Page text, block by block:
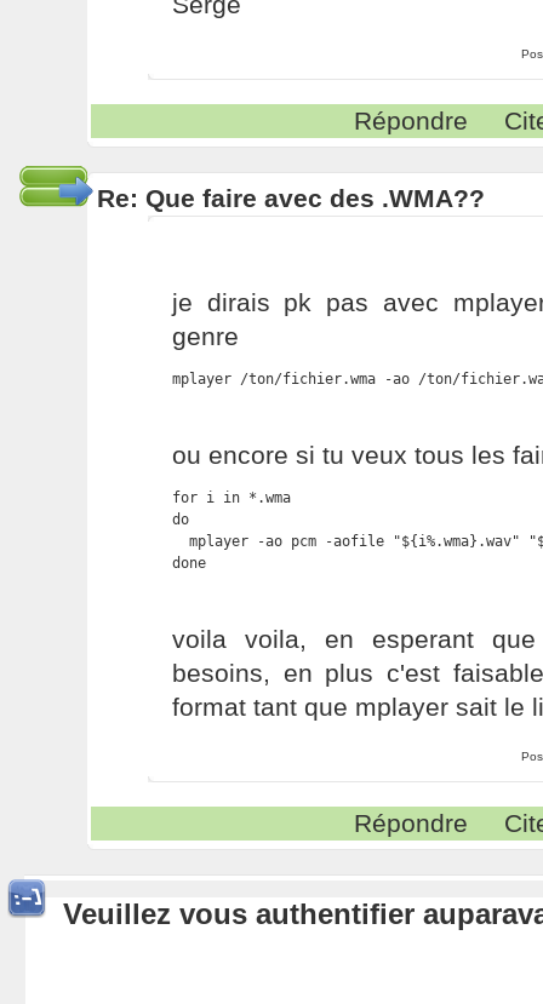
Répondre
Re: Que faire avec des .WMA??
je dirais pk pas avec
genre
mplayer /ton/fichier.wma -ao /ton/
ou encore si tu veux tous les
for i in *.wma
do
mplayer -ao pcm -aofile "${i%.wma}.wav"
done
voila voila, en esperant
besoins, en plus c'est
format tant que mplayer sait le
Répondre
Veuillez vous authentifier